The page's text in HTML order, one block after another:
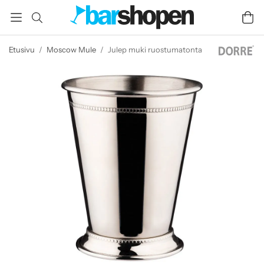
Etusivu / Moscow Mule / Julep muki ruostumatonta